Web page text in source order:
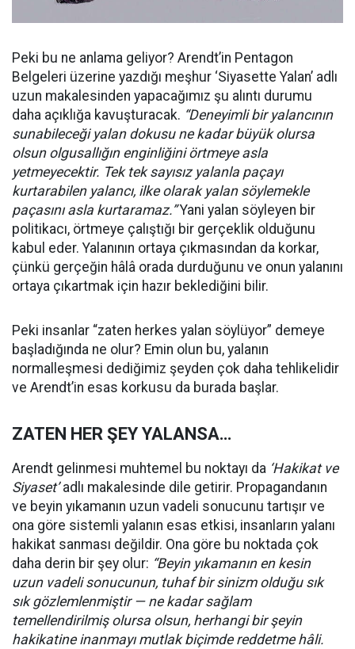
Peki bu ne anlama geliyor? Arendt’in Pentagon
Belgeleri üzerine yazdığı meşhur ‘Siyasette Yalan’ adlı
uzun makalesinden yapacağımız şu alıntı durumu
daha açıklığa kavuşturacak. “Deneyimli bir yalancının
sunabileceği yalan dokusu ne kadar büyük olursa
olsun olgusallığın enginliğini örtmeye asla
yetmeyecektir. Tek tek sayısız yalanla paçayı
kurtarabilen yalancı, ilke olarak yalan söylemekle
paçasını asla kurtaramaz.”Yani yalan söyleyen bir
politikacı, örtmeye çalıştığı bir gerçeklik olduğunu
kabul eder. Yalanının ortaya çıkmasından da korkar,
çünkü gerçeğin hâlâ orada durduğunu ve onun yalanını
ortaya çıkartmak için hazır beklediğini bilir.
Peki insanlar “zaten herkes yalan söylüyor” demeye
başladığında ne olur? Emin olun bu, yalanın
normalleşmesi dediğimiz şeyden çok daha tehlikelidir
ve Arendt’in esas korkusu da burada başlar.
ZATEN HER ŞEY YALANSA…
Arendt gelinmesi muhtemel bu noktayı da ‘Hakikat ve
Siyaset’adlı makalesinde dile getirir. Propagandanın
ve beyin yıkamanın uzun vadeli sonucunu tartışır ve
ona göre sistemli yalanın esas etkisi, insanların yalanı
hakikat sanması değildir. Ona göre bu noktada çok
daha derin bir şey olur: “Beyin yıkamanın en kesin
uzun vadeli sonucunun, tuhaf bir sinizm olduğu sık
sık gözlemlenmiştir — ne kadar sağlam
temellendirilmiş olursa olsun, herhangi bir şeyin
hakikatine inanmayı mutlak biçimde reddetme hâli.